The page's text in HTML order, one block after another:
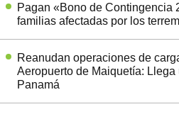
Pagan «Bono de Contingencia
familias afectadas por los
Reanudan operaciones de
Aeropuerto de Maiquetía:
Panamá